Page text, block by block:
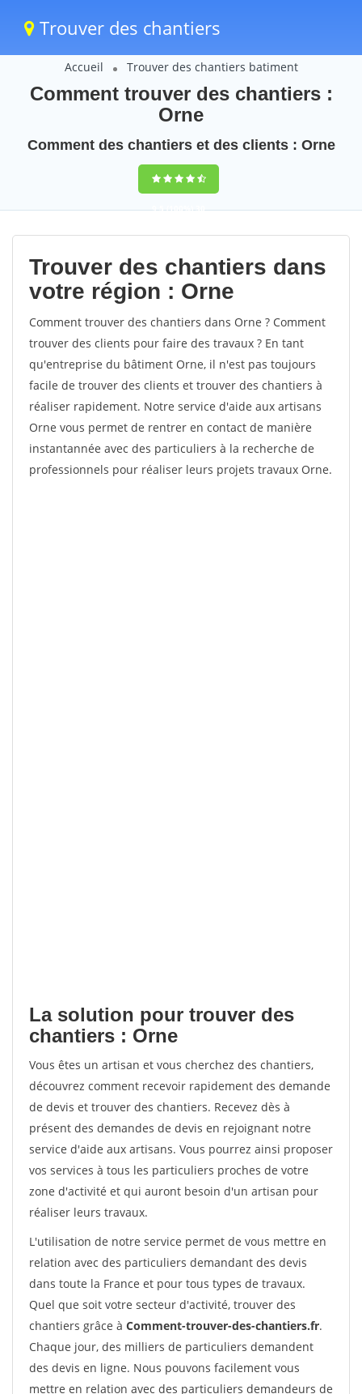
Trouver des chantiers
Accueil Trouver des chantiers batiment
Comment trouver des chantiers :
Orne
Comment des chantiers et des clients : Orne
9,5(100%)30
votes
Trouver des chantiers dans
votre région : Orne
Comment trouver des chantiers dans Orne ? Comment
trouver des clients pour faire des travaux ? En tant
qu'entreprise du bâtiment Orne, il n'est pas toujours
facile de trouver des clients et trouver des chantiers à
réaliser rapidement. Notre service d'aide aux artisans
Orne vous permet de rentrer en contact de manière
instantannée avec des particuliers à la recherche de
professionnels pour réaliser leurs projets travaux Orne.
La solution pour trouver des
chantiers : Orne
Vous êtes un artisan et vous cherchez des chantiers,
découvrez comment recevoir rapidement des demande
de devis et trouver des chantiers. Recevez dès à
présent des demandes de devis en rejoignant notre
service d'aide aux artisans. Vous pourrez ainsi proposer
vos services à tous les particuliers proches de votre
zone d'activité et qui auront besoin d'un artisan pour
réaliser leurs travaux.
L'utilisation de notre service permet de vous mettre en
relation avec des particuliers demandant des devis
dans toute la France et pour tous types de travaux.
Quel que soit votre secteur d'activité, trouver des
chantiers grâce à Comment-trouver-des-chantiers.fr.
Chaque jour, des milliers de particuliers demandent
des devis en ligne. Nous pouvons facilement vous
mettre en relation avec des particuliers demandeurs de